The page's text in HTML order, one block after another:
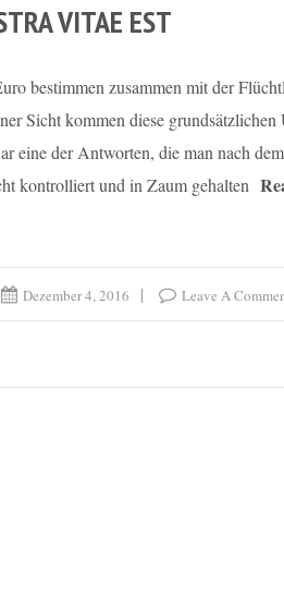
VITAE EST
bestimmen zusammen mit der
Sicht kommen diese
eine der Antworten, die man nach
kontrolliert und in Zaum gehalten
Dezember 4, 2016 Leave A